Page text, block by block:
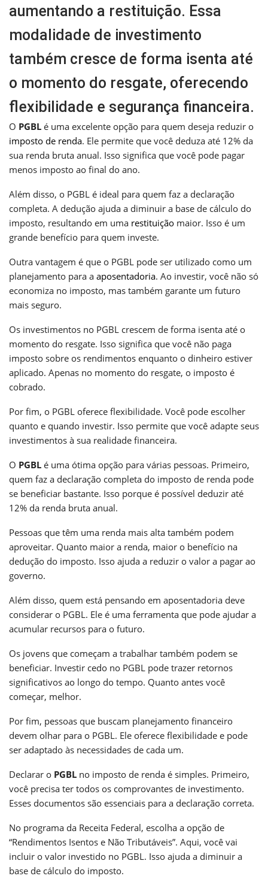
aumentando a restituição. Essa
modalidade de investimento
também cresce de forma isenta até
o momento do resgate, oferecendo
flexibilidade e segurança financeira.
O PGBL é uma excelente opção para quem deseja reduzir o
imposto de renda. Ele permite que você deduza até 12% da
sua renda bruta anual. Isso significa que você pode pagar
menos imposto ao final do ano.
Além disso, o PGBL é ideal para quem faz a declaração
completa. A dedução ajuda a diminuir a base de cálculo do
imposto, resultando em uma restituição maior. Isso é um
grande benefício para quem investe.
Outra vantagem é que o PGBL pode ser utilizado como um
planejamento para a aposentadoria. Ao investir, você não só
economiza no imposto, mas também garante um futuro
mais seguro.
Os investimentos no PGBL crescem de forma isenta até o
momento do resgate. Isso significa que você não paga
imposto sobre os rendimentos enquanto o dinheiro estiver
aplicado. Apenas no momento do resgate, o imposto é
cobrado.
Por fim, o PGBL oferece flexibilidade. Você pode escolher
quanto e quando investir. Isso permite que você adapte seus
investimentos à sua realidade financeira.
O PGBL é uma ótima opção para várias pessoas. Primeiro,
quem faz a declaração completa do imposto de renda pode
se beneficiar bastante. Isso porque é possível deduzir até
12% da renda bruta anual.
Pessoas que têm uma renda mais alta também podem
aproveitar. Quanto maior a renda, maior o benefício na
dedução do imposto. Isso ajuda a reduzir o valor a pagar ao
governo.
Além disso, quem está pensando em aposentadoria deve
considerar o PGBL. Ele é uma ferramenta que pode ajudar a
acumular recursos para o futuro.
Os jovens que começam a trabalhar também podem se
beneficiar. Investir cedo no PGBL pode trazer retornos
significativos ao longo do tempo. Quanto antes você
começar, melhor.
Por fim, pessoas que buscam planejamento financeiro
devem olhar para o PGBL. Ele oferece flexibilidade e pode
ser adaptado às necessidades de cada um.
Declarar o PGBL no imposto de renda é simples. Primeiro,
você precisa ter todos os comprovantes de investimento.
Esses documentos são essenciais para a declaração correta.
No programa da Receita Federal, escolha a opção de
“Rendimentos Isentos e Não Tributáveis”. Aqui, você vai
incluir o valor investido no PGBL. Isso ajuda a diminuir a
base de cálculo do imposto.